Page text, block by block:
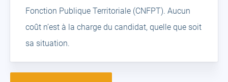
Fonction Publique Territoriale (CNFPT). Aucun
coût n’est à la charge du candidat, quelle que soit
sa situation.